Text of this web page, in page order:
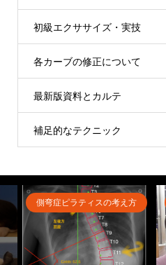
初級エクササイズ・実技
各カーブの修正について
最新版資料とカルテ
補足的なテクニック
側弯症ピラティスの考え方